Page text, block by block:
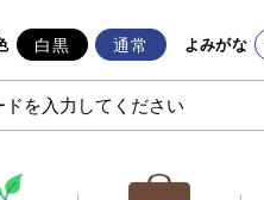
白黒 通常 よみがな